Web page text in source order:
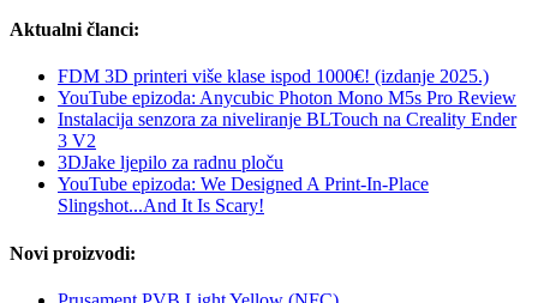
Aktualni članci:
FDM 3D printeri više klase ispod 1000€! (izdanje 2025.)
YouTube epizoda: Anycubic Photon Mono M5s Pro Review
Instalacija senzora za niveliranje BLTouch na Creality Ender
3 V2
3DJake ljepilo za radnu ploču
YouTube epizoda: We Designed A Print-In-Place
Slingshot...And It Is Scary!
Novi proizvodi: